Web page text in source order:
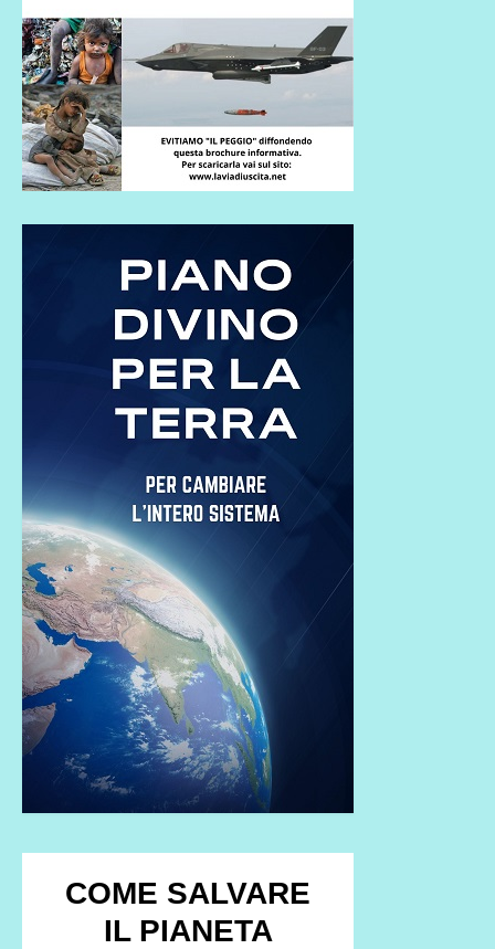
COME SALVARE
IL PIANETA